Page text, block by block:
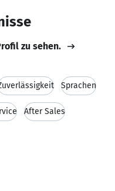
zu sehen.
Sprachen
After Sales